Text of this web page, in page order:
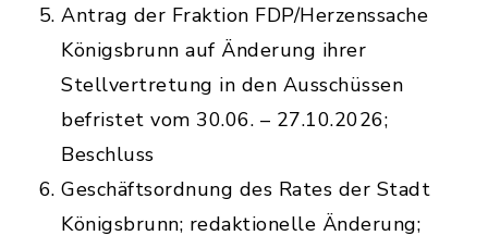
Antrag der Fraktion FDP/Herzenssache
Königsbrunn auf Änderung ihrer
Stellvertretung in den Ausschüssen
befristet vom 30.06. – 27.10.2026;
Beschluss
Geschäftsordnung des Rates der Stadt
Königsbrunn; redaktionelle Änderung;